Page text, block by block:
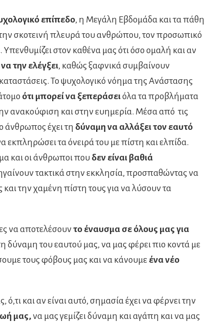
επίπεδο, η Μεγάλη Εβδομάδα και τα πάθη
σκοτεινή πλευρά του ανθρώπου, τον προσωπικό
Υπενθυμίζει στον καθένα μας ότι όσο ομαλή και αν
την ελέγξει, καθώς ξαφνικά συμβαίνουν
Το ψυχολογικό νόημα της Ανάστασης
ότι μπορεί να ξεπεράσειόλα τα προβλήματα
ανακούφιση και στην ευημερία. Μέσα από τις
άνθρωπος έχει τη δύναμη να αλλάξει τον εαυτό
τα όνειρά του με πίστη και ελπίδα.
και οι άνθρωποι που δεν είναι βαθιά
τακτικά στην εκκλησία, προσπαθώντας να
την χαμένη πίστη τους για να λύσουν τα
να αποτελέσουν το έναυσμα σε όλους μας για
δύναμη του εαυτού μας, να μας φέρει πιο κοντά με
τους φόβους μας και να κάνουμε ένα νέο
και αν είναι αυτό, σημασία έχει να φέρνει την
μας,να μας γεμίζει δύναμη και αγάπη και να μας